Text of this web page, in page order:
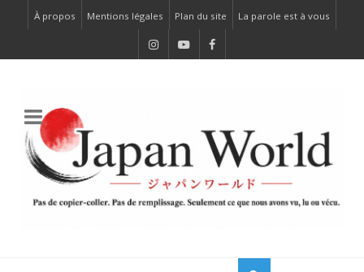
À propos Mentions légales Plan du site La parole est à vous